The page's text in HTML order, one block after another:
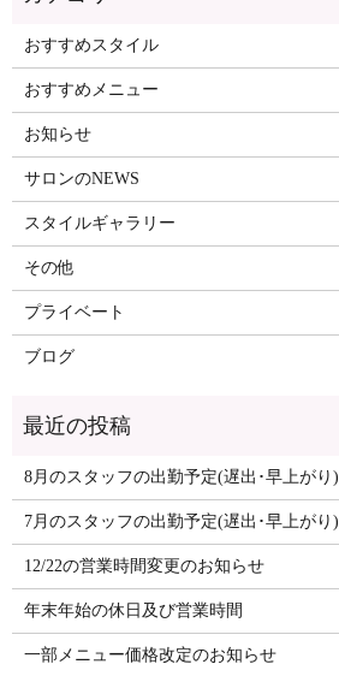
おすすめスタイル
おすすめメニュー
お知らせ
サロンのNEWS
スタイルギャラリー
その他
プライベート
ブログ
8月のスタッフの出勤予定(遅出･早上がり)
7月のスタッフの出勤予定(遅出･早上がり)
12/22の営業時間変更のお知らせ
年末年始の休日及び営業時間
一部メニュー価格改定のお知らせ